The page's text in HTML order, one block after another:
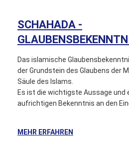
SCHAHADA -
Das islamische
der Grundstein des Glaubens der
Säule des Islams.
Es ist die wichtigste Aussage und
aufrichtigen Bekenntnis an den
MEHR ERFAHREN